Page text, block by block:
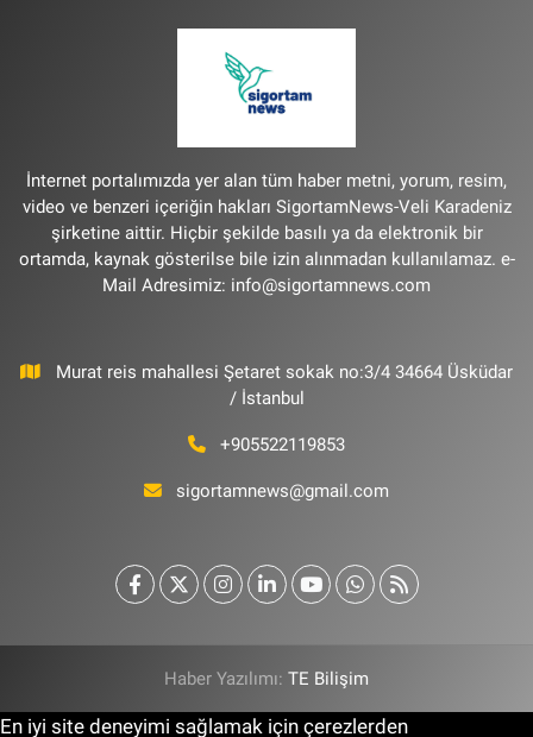
İnternet portalımızda yer alan tüm haber metni, yorum, resim,
video ve benzeri içeriğin hakları SigortamNews-Veli Karadeniz
şirketine aittir. Hiçbir şekilde basılı ya da elektronik bir
ortamda, kaynak gösterilse bile izin alınmadan kullanılamaz. e-
Mail Adresimiz: info@sigortamnews.com
Murat reis mahallesi Şetaret sokak no:3/4 34664 Üsküdar
/ İstanbul
+905522119853
sigortamnews@gmail.com
Haber Yazılımı: TE Bilişim
En iyi site deneyimi sağlamak için çerezlerden